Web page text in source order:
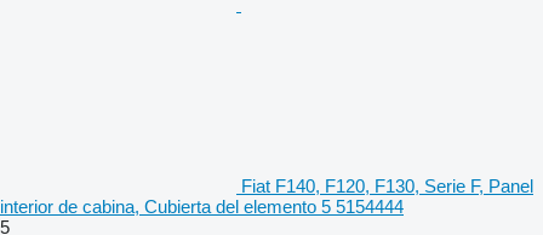
Fiat F140, F120, F130, Serie F, Panel
interior de cabina, Cubierta del elemento 5 5154444
5